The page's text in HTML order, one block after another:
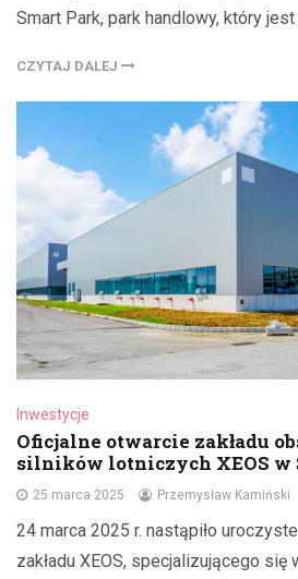
Smart Park, park handlowy, który
CZYTAJ DALEJ
Inwestycje
Oficjalne otwarcie zakładu
silników lotniczych XEOS w
25 marca 2025 Przemysław Kamiński
24 marca 2025 r. nastąpiło
zakładu XEOS, specjalizującego się